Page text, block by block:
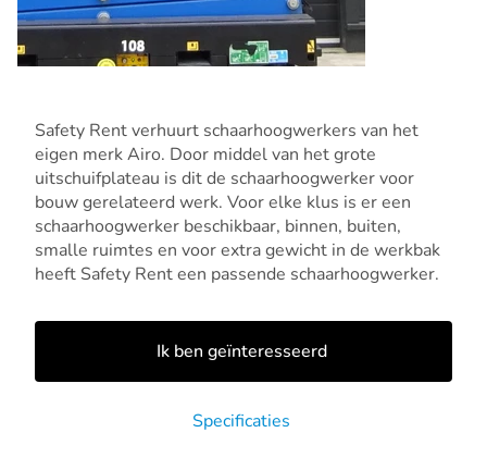
Safety Rent verhuurt schaarhoogwerkers van het
eigen merk Airo. Door middel van het grote
uitschuifplateau is dit de schaarhoogwerker voor
bouw gerelateerd werk. Voor elke klus is er een
schaarhoogwerker beschikbaar, binnen, buiten,
smalle ruimtes en voor extra gewicht in de werkbak
heeft Safety Rent een passende schaarhoogwerker.
Ik ben geïnteresseerd
Specificaties